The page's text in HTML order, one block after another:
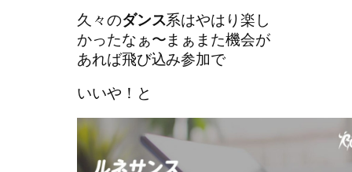
久々のダンス系はやはり楽し
かったなぁ〜まぁまた機会が
あれば飛び込み参加で
いいや！と